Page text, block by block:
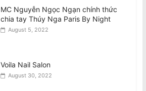
MC Nguyễn Ngọc Ngạn chính thức
chia tay Thúy Nga Paris By Night
August 5, 2022
Voila Nail Salon
August 30, 2022